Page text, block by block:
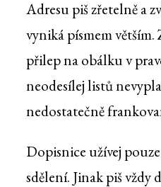
Adresu piš zřetelně a
vyniká písmem
přilep na obálku v
neodesílej listů
nedostatečně
Dopisnice užívej
sdělení. Jinak piš vždy